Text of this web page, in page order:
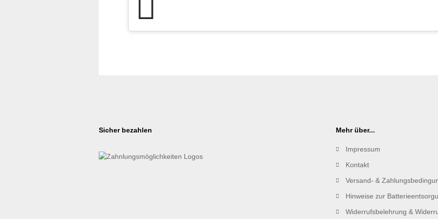
Sicher bezahlen Mehr über...
Impressum
Kontakt
Versand- &
Hinweise zur
Widerrufsbelehrung &